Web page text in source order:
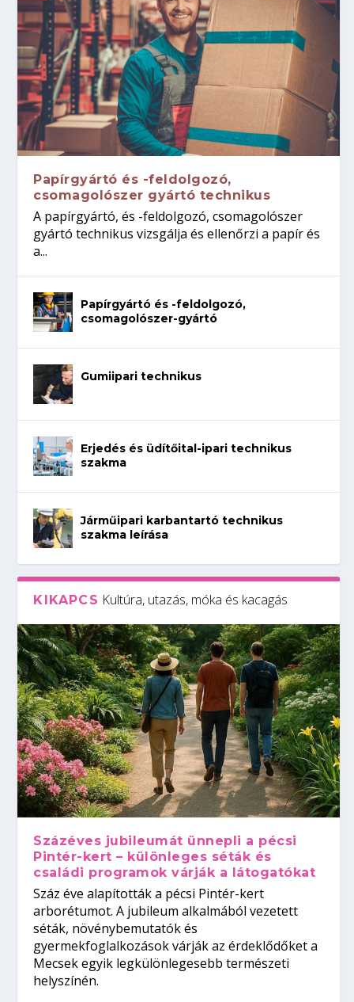
Papírgyártó és -feldolgozó,
csomagolószer gyártó technikus
A papírgyártó, és -feldolgozó, csomagolószer
gyártó technikus vizsgálja és ellenőrzi a papír és
a...
Papírgyártó és -feldolgozó,
csomagolószer-gyártó
Gumiipari technikus
Erjedés és üdítőital-ipari technikus
szakma
Járműipari karbantartó technikus
szakma leírása
KIKAPCS Kultúra, utazás, móka és kacagás
Százéves jubileumát ünnepli a pécsi
Pintér-kert – különleges séták és
családi programok várják a látogatókat
Száz éve alapították a pécsi Pintér-kert
arborétumot. A jubileum alkalmából vezetett
séták, növénybemutatók és
gyermekfoglalkozások várják az érdeklődőket a
Mecsek egyik legkülönlegesebb természeti
helyszínén.